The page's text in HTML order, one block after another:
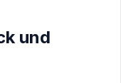
und